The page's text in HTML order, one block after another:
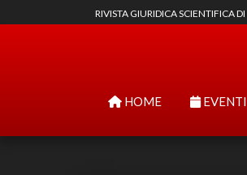
RIVISTA GIURIDICA SCIENTIFICA DI
HOME EVENTI